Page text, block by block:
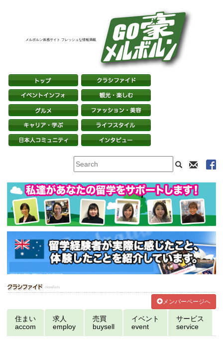
メルボルン体感サイト フレッシュな情報満載
メンバーページへ
住まい
accom
求人
employ
売買
buysell
イベント
event
サービス
service